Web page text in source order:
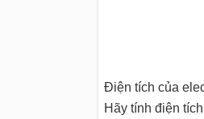
Điện tích của
Hãy tính điện